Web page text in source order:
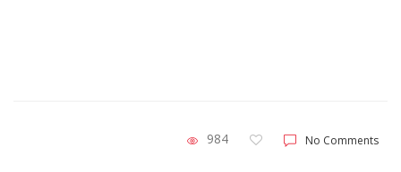
984 No Comments